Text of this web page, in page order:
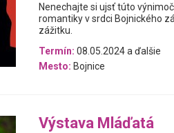
Nenechajte si ujsť túto
romantiky v srdci Bojnického
zážitku.
Termín: 08.05.2024 a ďalšie
Mesto: Bojnice
Výstava Mláďatá